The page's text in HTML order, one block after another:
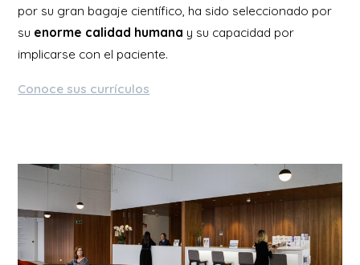
por su gran bagaje científico, ha sido seleccionado por
su enorme calidad humana y su capacidad por
implicarse con el paciente.
Conoce sus currículos